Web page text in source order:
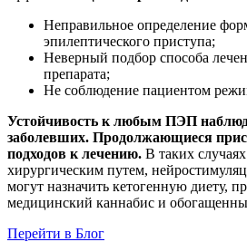
Неправильное определение
эпилептического приступа;
Неверный подбор способа
препарата;
Не соблюдение пациентом
Устойчивость к любым ПЭП
заболевших. Продолжающиеся
подходов к лечению. В таких
хирургическим путем,
могут назначить кетогенную диету,
медицинский каннабис и
Перейти в Блог